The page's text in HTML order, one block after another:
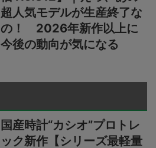
超人気モデルが生産終了な
の！ 2026年新作以上に
今後の動向が気になる
国産時計“カシオ”プロトレ
ック新作【シリーズ最軽量